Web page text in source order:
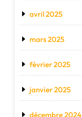
avril 2025
mars 2025
février 2025
janvier 2025
décembre 2024